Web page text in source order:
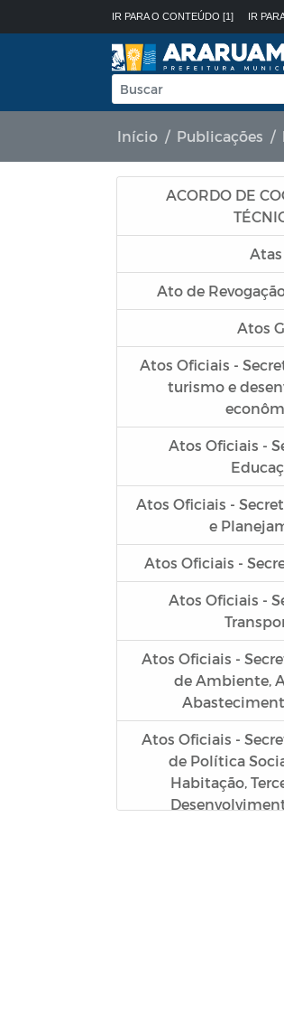
IR PARA O CONTEÚDO [1] IR
Início Publicações
ACORDO DE
Atas
Ato de
Atos
Atos Oficiais -
turismo e
Atos Oficiais -
Atos Oficiais -
e
Atos Oficiais -
Atos Oficiais -
Atos Oficiais -
de Ambiente,
Atos Oficiais -
de Política
Habitação,